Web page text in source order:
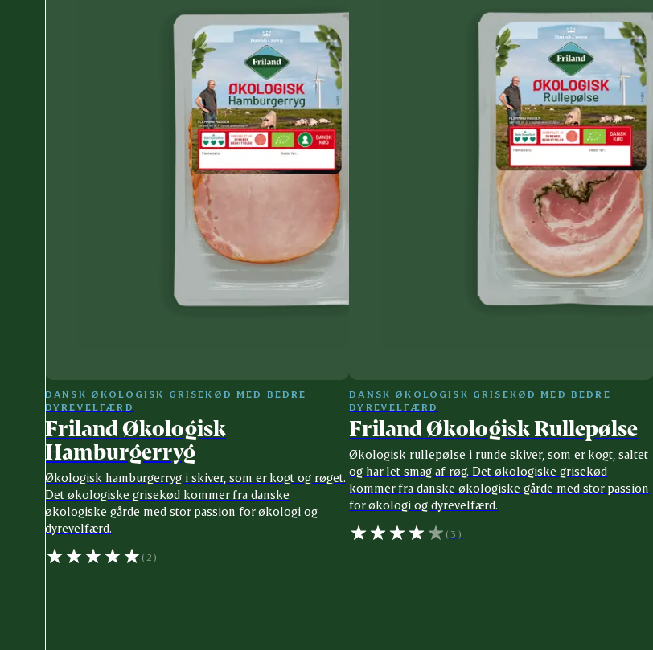
DANSK ØKOLOGISK GRISEKØD MED BEDRE
DYREVELFÆRD
Friland Økologisk
Hamburgerryg
Økologisk hamburgerryg i skiver, som er kogt og røget.
Det økologiske grisekød kommer fra danske
økologiske gårde med stor passion for økologi og
dyrevelfærd.
(2)
DANSK ØKOLOGISK GRISEKØD MED BEDRE
DYREVELFÆRD
Friland Økologisk Rullepølse
Økologisk rullepølse i runde skiver, som er kogt, saltet
og har let smag af røg. Det økologiske grisekød
kommer fra danske økologiske gårde med stor passion
for økologi og dyrevelfærd.
(3)